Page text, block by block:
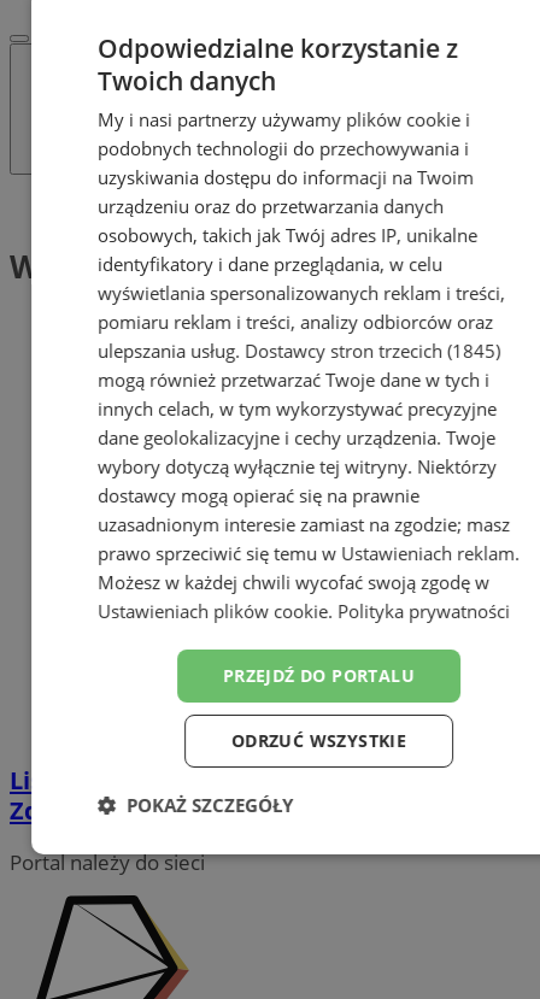
Tag: Wykład
Wykład (1)
Listopadowa edycja projektu „Siła i
Zdrowie Kobiet”. Sprawdźcie harmonogram
Portal należy do sieci
Odpowiedzialne korzystanie z
Twoich danych
My i nasi partnerzy używamy plików cookie i
podobnych technologii do przechowywania i
uzyskiwania dostępu do informacji na Twoim
urządzeniu oraz do przetwarzania danych
osobowych, takich jak Twój adres IP, unikalne
identyfikatory i dane przeglądania, w celu
wyświetlania spersonalizowanych reklam i treści,
pomiaru reklam i treści, analizy odbiorców oraz
ulepszania usług. Dostawcy stron trzecich (1845)
mogą również przetwarzać Twoje dane w tych i
innych celach, w tym wykorzystywać precyzyjne
dane geolokalizacyjne i cechy urządzenia. Twoje
wybory dotyczą wyłącznie tej witryny. Niektórzy
dostawcy mogą opierać się na prawnie
uzasadnionym interesie zamiast na zgodzie; masz
prawo sprzeciwić się temu w Ustawieniach reklam.
Możesz w każdej chwili wycofać swoją zgodę w
Ustawieniach plików cookie. Polityka prywatności
PRZEJDŹ DO PORTALU
ODRZUĆ WSZYSTKIE
POKAŻ SZCZEGÓŁY
Niezbędne Wydajność Targetowanie
Funkcjonalność